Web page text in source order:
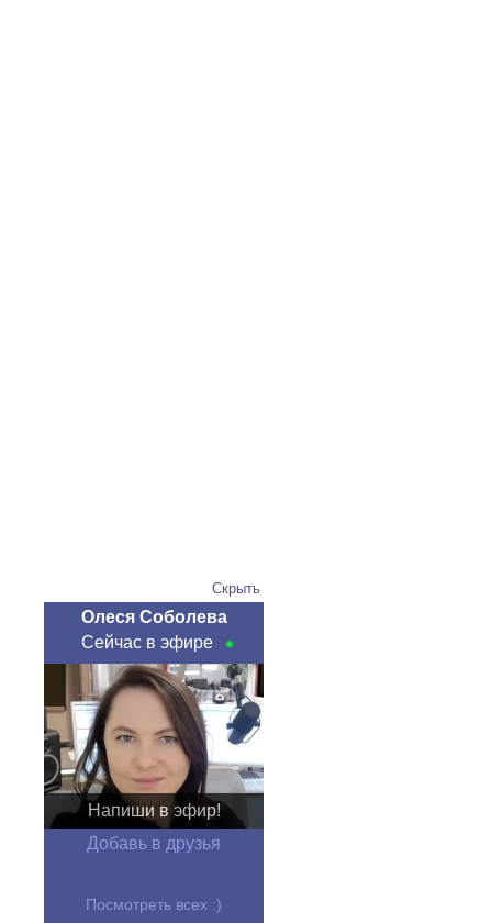
Скрыть
Олеся Соболева
Сейчас в эфире
Напиши в эфир!
Добавь в друзья
Посмотреть всех :)